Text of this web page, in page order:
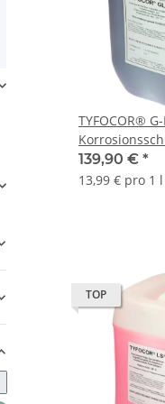
TYFOCOR®
139,90 € *
13,99 € pro 1 l
TOP